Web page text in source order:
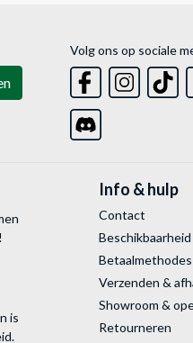
Volg ons op sociale
is
Info & hulp
Contact
Beschikbaarheid
Betaalmethodes
Verzenden &
Showroom &
Retourneren